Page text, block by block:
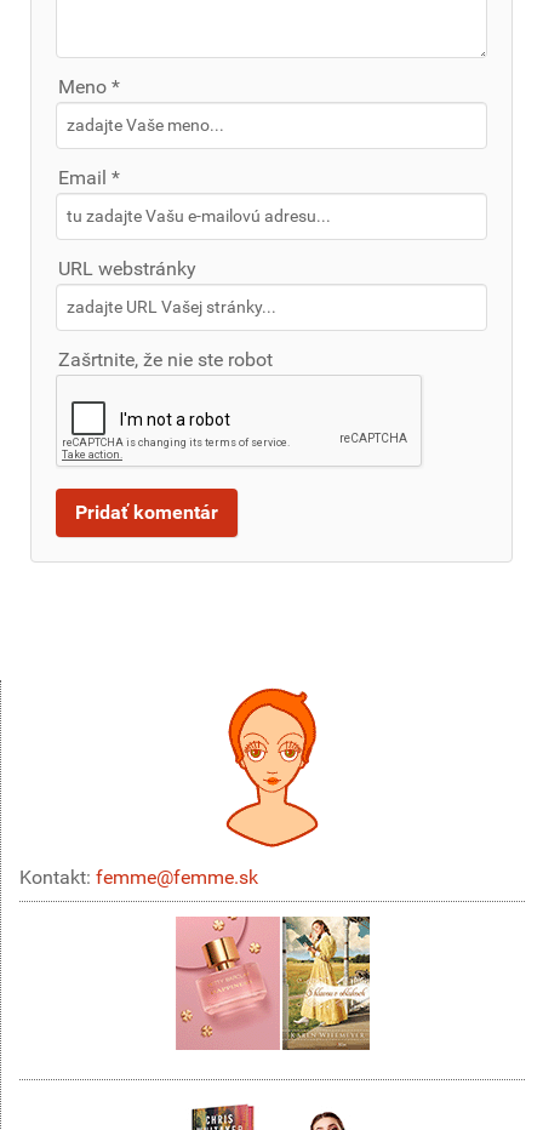
Meno *
Email *
URL webstránky
Zašrtnite, že nie ste robot
Kontakt: femme@femme.sk